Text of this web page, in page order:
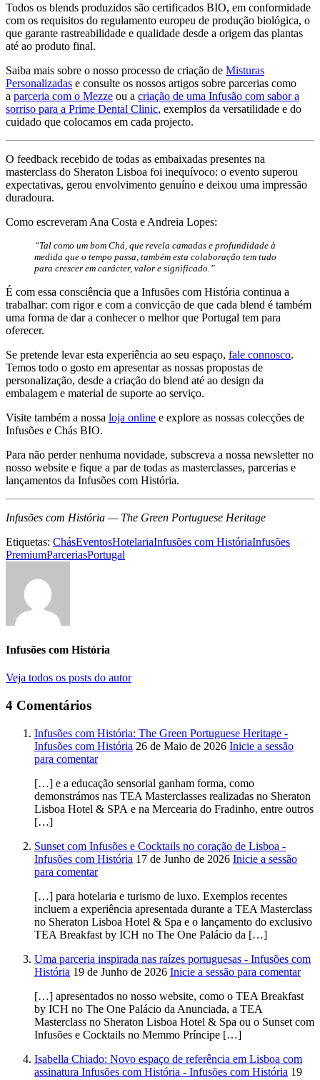
Todos os blends produzidos são certificados BIO, em conformidade
com os requisitos do regulamento europeu de produção biológica, o
que garante rastreabilidade e qualidade desde a origem das plantas
até ao produto final.
Saiba mais sobre o nosso processo de criação de Misturas
Personalizadas e consulte os nossos artigos sobre parcerias como
a parceria com o Mezze ou a criação de uma Infusão com sabor a
sorriso para a Prime Dental Clinic, exemplos da versatilidade e do
cuidado que colocamos em cada projecto.
O feedback recebido de todas as embaixadas presentes na
masterclass do Sheraton Lisboa foi inequívoco: o evento superou
expectativas, gerou envolvimento genuíno e deixou uma impressão
duradoura.
Como escreveram Ana Costa e Andreia Lopes:
“Tal como um bom Chá, que revela camadas e profundidade à
medida que o tempo passa, também esta colaboração tem tudo
para crescer em carácter, valor e significado.”
É com essa consciência que a Infusões com História continua a
trabalhar: com rigor e com a convicção de que cada blend é também
uma forma de dar a conhecer o melhor que Portugal tem para
oferecer.
Se pretende levar esta experiência ao seu espaço, fale connosco.
Temos todo o gosto em apresentar as nossas propostas de
personalização, desde a criação do blend até ao design da
embalagem e material de suporte ao serviço.
Visite também a nossa loja online e explore as nossas colecções de
Infusões e Chás BIO.
Para não perder nenhuma novidade, subscreva a nossa newsletter no
nosso website e fique a par de todas as masterclasses, parcerias e
lançamentos da Infusões com História.
Infusões com História — The Green Portuguese Heritage
Etiquetas: ChásEventosHotelariaInfusões com HistóriaInfusões
PremiumParceriasPortugal
Infusões com História
Veja todos os posts do autor
4 Comentários
Infusões com História: The Green Portuguese Heritage -
Infusões com História 26 de Maio de 2026 Inicie a sessão
para comentar
[…] e a educação sensorial ganham forma, como
demonstrámos nas TEA Masterclasses realizadas no Sheraton
Lisboa Hotel & SPA e na Mercearia do Fradinho, entre outros
[…]
Sunset com Infusões e Cocktails no coração de Lisboa -
Infusões com História 17 de Junho de 2026 Inicie a sessão
para comentar
[…] para hotelaria e turismo de luxo. Exemplos recentes
incluem a experiência apresentada durante a TEA Masterclass
no Sheraton Lisboa Hotel & Spa e o lançamento do exclusivo
TEA Breakfast by ICH no The One Palácio da […]
Uma parceria inspirada nas raízes portuguesas - Infusões com
História 19 de Junho de 2026 Inicie a sessão para comentar
[…] apresentados no nosso website, como o TEA Breakfast
by ICH no The One Palácio da Anunciada, a TEA
Masterclass no Sheraton Lisboa Hotel & Spa ou o Sunset com
Infusões e Cocktails no Memmo Príncipe […]
Isabella Chiado: Novo espaço de referência em Lisboa com
assinatura Infusões com História - Infusões com História 19